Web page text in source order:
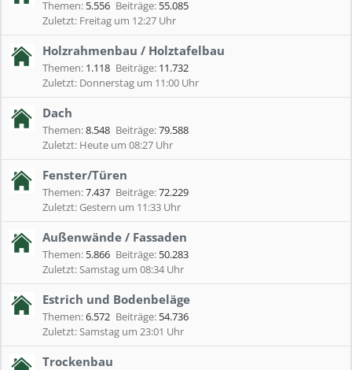
Themen: 5.556 Beiträge: 55.085
Freitag um 12:27 Uhr
Holzrahmenbau / Holztafelbau
Themen: 1.118 Beiträge: 11.732
Donnerstag um 11:00 Uhr
Dach
Themen:8.548 Beiträge:79.588
Heute um 08:27 Uhr
Fenster/Türen
Themen:7.437 Beiträge:72.229
Gestern um 11:33 Uhr
Außenwände / Fassaden
Themen: 5.866 Beiträge: 50.283
Samstag um 08:34 Uhr
Estrich und Bodenbeläge
Themen:6.572 Beiträge: 54.736
Samstag um 23:01 Uhr
Trockenbau